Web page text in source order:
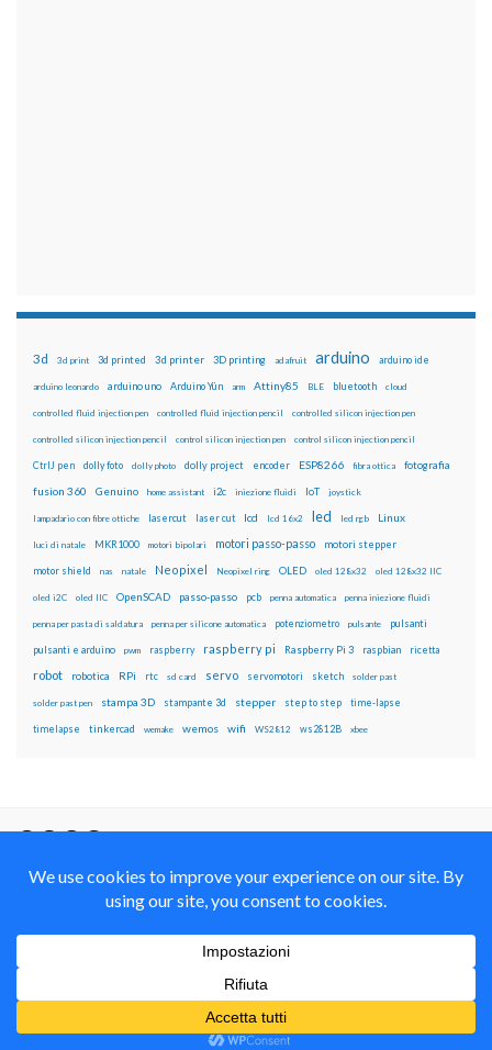
3d 3d print 3d printed 3d printer 3D printing adafruit arduino arduino ide
arduino leonardo arduino uno Arduino Yún arm Attiny85 BLE bluetooth cloud
controlled fluid injection pen controlled fluid injection pencil controlled silicon injection pen
controlled silicon injection pencil control silicon injection pen control silicon injection pencil
CtrlJ pen dolly foto dolly photo dolly project encoder ESP8266 fibra ottica fotografia
fusion 360 Genuino home assistant i2c iniezione fluidi IoT joystick
lampadario con fibre ottiche lasercut laser cut lcd lcd 16x2 led led rgb Linux
luci di natale MKR1000 motori bipolari motori passo-passo motori stepper
motor shield nas natale Neopixel Neopixel ring OLED oled 128x32 oled 128x32 IIC
oled i2C oled IIC OpenSCAD passo-passo pcb penna automatica penna iniezione fluidi
penna per pasta di saldatura penna per silicone automatica potenziometro pulsante pulsanti
pulsanti e arduino pwm raspberry raspberry pi Raspberry Pi 3 raspbian ricetta
robot robotica RPi rtc sd card servo servomotori sketch solder past
solder past pen stampa 3D stampante 3d stepper step to step time-lapse
timelapse tinkercad wemake wemos wifi WS2812 ws2812B xbee
Alike 4.0 International
© 2012-2018 Mauro Alfieri Elettronica Domotica Robotica Arduino Corsi
Realizzato con il
daGraphene Themes.